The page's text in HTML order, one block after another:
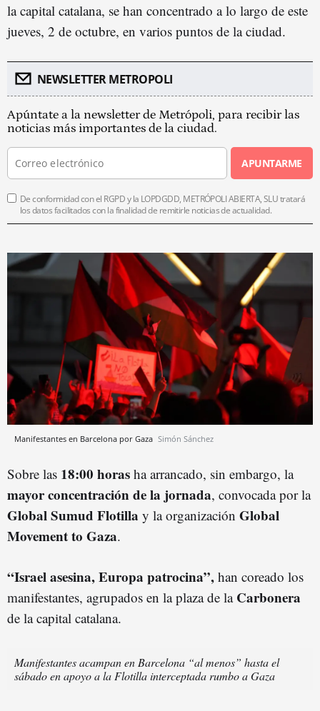
la capital catalana, se han concentrado a lo largo de este
jueves, 2 de octubre, en varios puntos de la ciudad.
NEWSLETTER METROPOLI
Apúntate a la newsletter de Metrópoli, para recibir las
noticias más importantes de la ciudad.
APUNTARME
De conformidad con el RGPD y la LOPDGDD, METRÓPOLI ABIERTA, SLU tratará
los datos facilitados con la finalidad de remitirle noticias de actualidad.
Manifestantes en Barcelona por Gaza Simón Sánchez
Sobre las 18:00 horas ha arrancado, sin embargo, la
mayor concentración de la jornada, convocada por la
Global Sumud Flotilla y la organización Global
Movement to Gaza.
“Israel asesina, Europa patrocina”, han coreado los
manifestantes, agrupados en la plaza de la Carbonera
de la capital catalana.
Manifestantes acampan en Barcelona “al menos” hasta el
sábado en apoyo a la Flotilla interceptada rumbo a Gaza